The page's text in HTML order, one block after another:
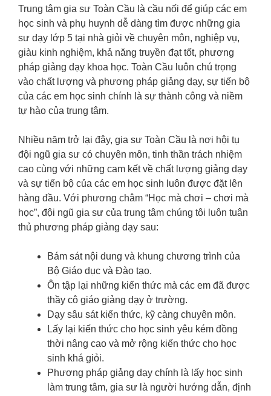
Trung tâm gia sư Toàn Cầu là cầu nối để giúp các em
học sinh và phụ huynh dễ dàng tìm được những gia
sư dạy lớp 5 tại nhà giỏi về chuyên môn, nghiệp vụ,
giàu kinh nghiệm, khả năng truyền đạt tốt, phương
pháp giảng dạy khoa học. Toàn Cầu luôn chú trọng
vào chất lượng và phương pháp giảng dạy, sự tiến bộ
của các em học sinh chính là sự thành công và niềm
tự hào của trung tâm.
Nhiều năm trở lại đây, gia sư Toàn Cầu là nơi hội tụ
đội ngũ gia sư có chuyên môn, tinh thần trách nhiệm
cao cùng với những cam kết về chất lượng giảng dạy
và sự tiến bộ của các em học sinh luôn được đặt lên
hàng đầu. Với phương châm “Học mà chơi – chơi mà
học”, đội ngũ gia sư của trung tâm chúng tôi luôn tuân
thủ phương pháp giảng dạy sau:
Bám sát nội dung và khung chương trình của
Bộ Giáo dục và Đào tạo.
Ôn tập lại những kiến thức mà các em đã được
thầy cô giáo giảng dạy ở trường.
Dạy sâu sát kiến thức, kỹ càng chuyên môn.
Lấy lại kiến thức cho học sinh yêu kém đồng
thời nâng cao và mở rộng kiến thức cho học
sinh khá giỏi.
Phương pháp giảng dạy chính là lấy học sinh
làm trung tâm, gia sư là người hướng dẫn, định